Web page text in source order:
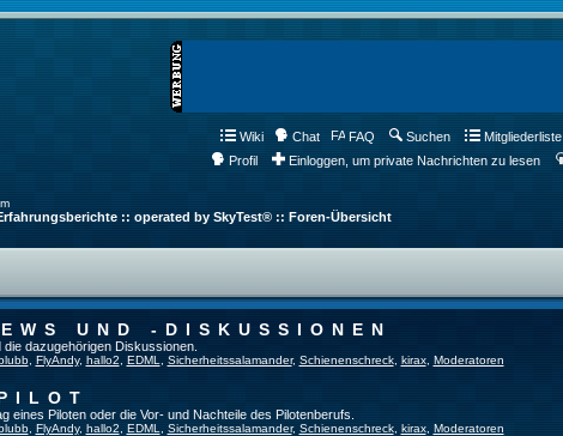
Wiki Chat FAQ Suchen Mitgliederliste
Profil
Einloggen, um private Nachrichten zu lesen
:: operated by SkyTest® :: Foren-Übersicht
UND -DISKUSSIONEN
dazugehörigen Diskussionen.
, FlyAndy, hallo2 EDML Sicherheitssalamander, Schienenschreck, kirax, Moderatoren
eines Piloten oder die Vor- und Nachteile des Pilotenberufs.
, FlyAndy, hallo2 EDML Sicherheitssalamander, Schienenschreck, kirax, Moderatoren